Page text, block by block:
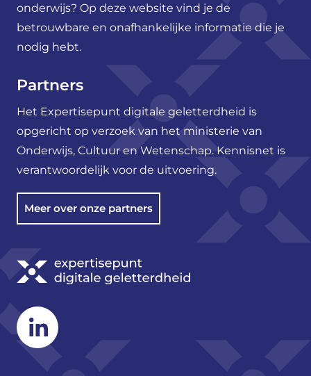
onderwijs? Op deze website vind je de
betrouwbare en onafhankelijke informatie die je
nodig hebt.
Partners
Het Expertisepunt digitale geletterdheid is
opgericht op verzoek van het ministerie van
Onderwijs, Cultuur en Wetenschap. Kennisnet is
verantwoordelijk voor de uitvoering.
Meer over onze partners
Linkedin